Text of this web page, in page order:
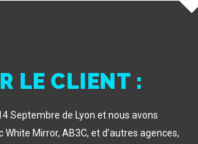
LE CLIENT :
Septembre de Lyon et nous avons
Mirror, AB3C, et d’autres agences,